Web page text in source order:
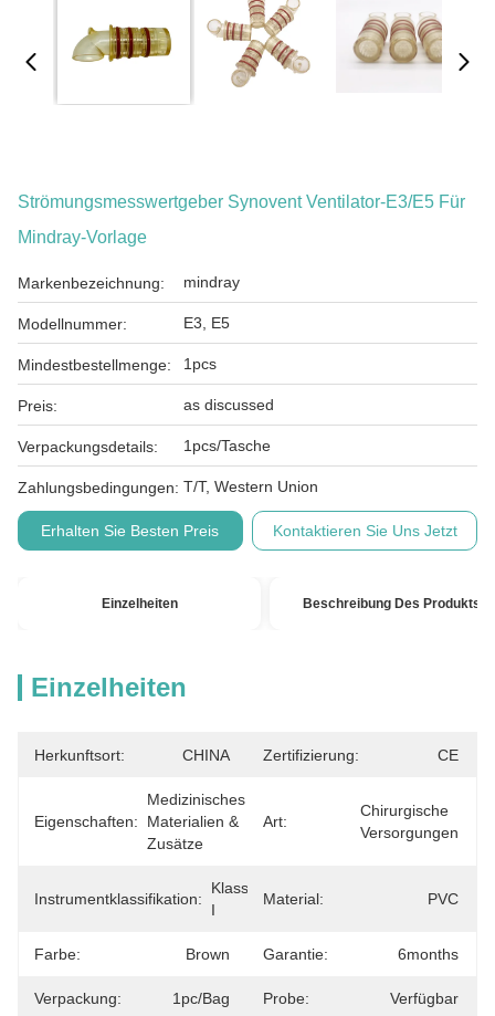
Strömungsmesswertgeber Synovent Ventilator-E3/E5 Für
Mindray-Vorlage
Markenbezeichnung: mindray
Modellnummer: E3, E5
Mindestbestellmenge: 1pcs
Preis: as discussed
Verpackungsdetails: 1pcs/Tasche
Zahlungsbedingungen: T/T, Western Union
Erhalten Sie Besten Preis Kontaktieren Sie Uns Jetzt
Einzelheiten Beschreibung Des Produkts
Einzelheiten
Herkunftsort: CHINA Zertifizierung: CE
Eigenschaften:
Medizinisches
Materialien &
Zusätze
Art:
Chirurgische
Versorgungen
Instrumentklassifikation:
Klasse
I
Material: PVC
Farbe: Brown Garantie: 6months
Verpackung: 1pc/bag Probe: Verfügbar